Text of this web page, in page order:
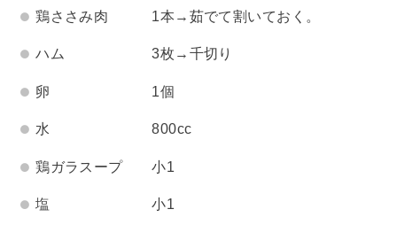
鶏ささみ肉 1本→茹でて割いておく。
ハム 3枚→千切り
卵 1個
水 800cc
鶏ガラスープ 小1
塩 小1